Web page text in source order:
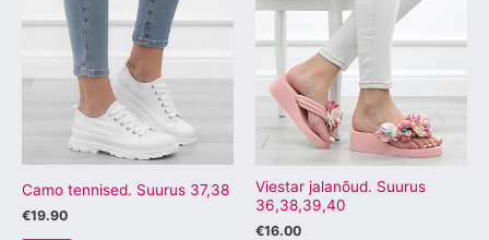
Camo tennised. Suurus 37,38
€19.90
on
mitu
varianti.
Valikuid
saab
teha
tootelehel.
Viestar jalanõud. Suurus
36,38,39,40
€16.00
mitu
varianti.
Valikuid
saab
tootelehel.